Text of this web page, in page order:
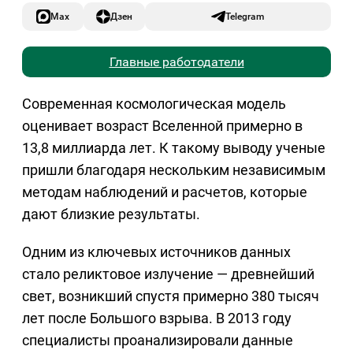
Max Дзен Telegram
Главные работодатели
Современная космологическая модель
оценивает возраст Вселенной примерно в
13,8 миллиарда лет. К такому выводу ученые
пришли благодаря нескольким независимым
методам наблюдений и расчетов, которые
дают близкие результаты.
Одним из ключевых источников данных
стало реликтовое излучение — древнейший
свет, возникший спустя примерно 380 тысяч
лет после Большого взрыва. В 2013 году
специалисты проанализировали данные